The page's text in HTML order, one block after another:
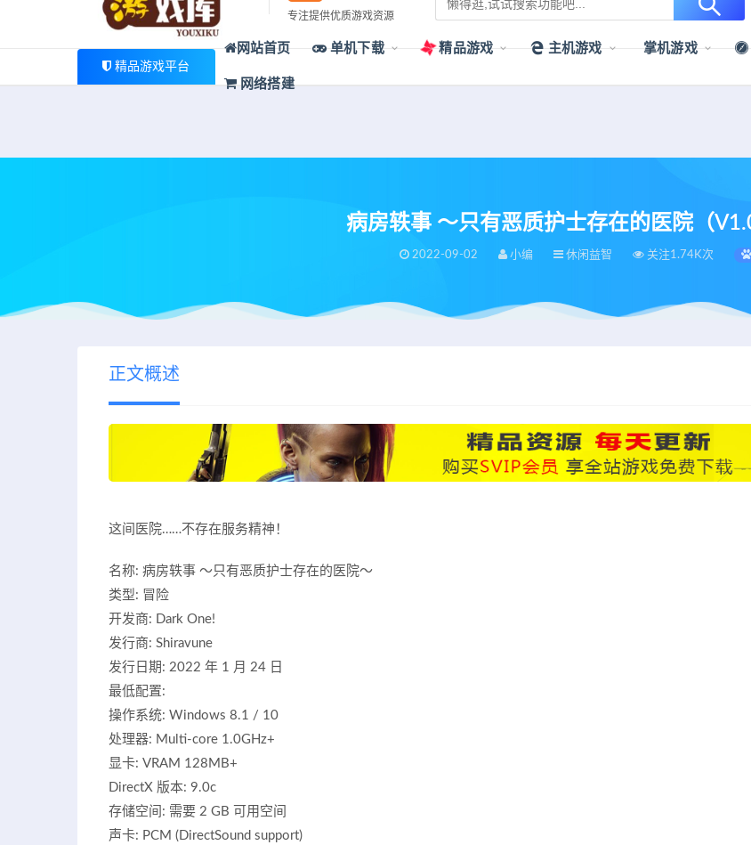
欢迎您光临游戏库，本站一家大型游戏资源整合站，为广大用户提供最新、最优质的资源下载！
专注提供优质游戏资源
精品游戏平台
网站首页 单机下载 精品游戏 主机游戏 掌机游戏
网络搭建
病房轶事 ～只有恶质护士存在的医院（
2022-09-02 小编 休闲益智 关注1.74K次
正文概述
这间医院……不存在服务精神！
名称: 病房轶事 ～只有恶质护士存在的医院～
类型: 冒险
开发商: Dark One!
发行商: Shiravune
发行日期: 2022 年 1 月 24 日
最低配置:
操作系统: Windows 8.1 / 10
处理器: Multi-core 1.0GHz+
显卡: VRAM 128MB+
DirectX 版本: 9.0c
存储空间: 需要 2 GB 可用空间
声卡: PCM (DirectSound support)